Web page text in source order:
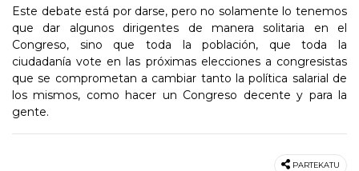
Este debate está por darse, pero no solamente lo tenemos
que dar algunos dirigentes de manera solitaria en el
Congreso, sino que toda la población, que toda la
ciudadanía vote en las próximas elecciones a congresistas
que se comprometan a cambiar tanto la política salarial de
los mismos, como hacer un Congreso decente y para la
gente.
PARTEKATU